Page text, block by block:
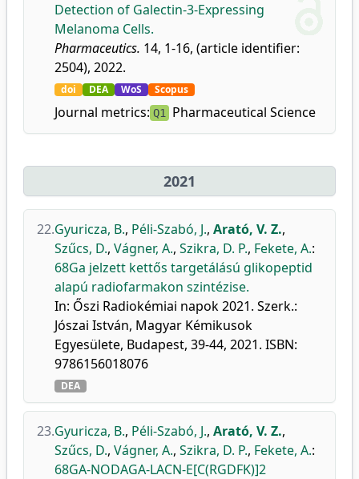
Detection of Galectin-3-Expressing
Melanoma Cells.
Pharmaceutics. 14, 1-16, (article identifier:
2504), 2022.
doi DEA WoS Scopus
Journal metrics: Q1 Pharmaceutical Science
2021
22.Gyuricza, B., Péli-Szabó, J., Arató, V. Z.,
Szűcs, D., Vágner, A., Szikra, D. P., Fekete, A.:
68Ga jelzett kettős targetálású glikopeptid
alapú radiofarmakon szintézise.
In: Őszi Radiokémiai napok 2021. Szerk.:
Jószai István, Magyar Kémikusok
Egyesülete, Budapest, 39-44, 2021. ISBN:
9786156018076
DEA
23.Gyuricza, B., Péli-Szabó, J., Arató, V. Z.,
Szűcs, D., Vágner, A., Szikra, D. P., Fekete, A.:
68GA-NODAGA-LACN-E[C(RGDFK)]2